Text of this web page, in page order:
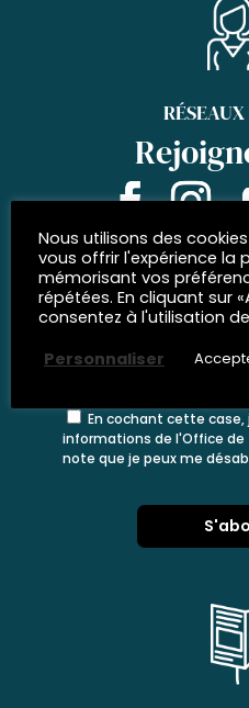
notre
En cochant cette
informations de l'Office de
note que je peux me
Nous utilisons des
vous offrir l'expérience la
mémorisant vos
répétées. En cliquant sur
consentez à l'utilisation de
Personnaliser